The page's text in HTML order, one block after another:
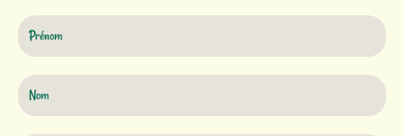
Gérer le consentement
Pour offrir les meilleures expériences, nous utilisons des technologies telles que les cookies pour stocker et/ou
accéder aux informations des appareils. Le fait de consentir à ces technologies nous permettra de traiter des
données telles que le comportement de navigation ou les ID uniques sur ce site. Le fait de ne pas consentir ou de